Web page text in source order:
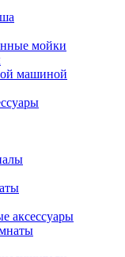
мойки
машиной
аксессуары